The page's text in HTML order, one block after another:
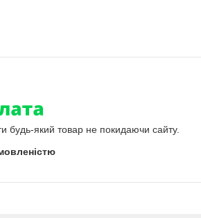
будь-який товар не покидаючи сайту.